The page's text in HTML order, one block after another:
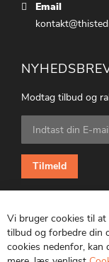
Email
Modtag tilbud og
Tilmeld
dig
vores
nyhedsbrev:
Tilmeld
Vi bruger cookies til
tilbud og forbedre din
cookies nedenfor, kan